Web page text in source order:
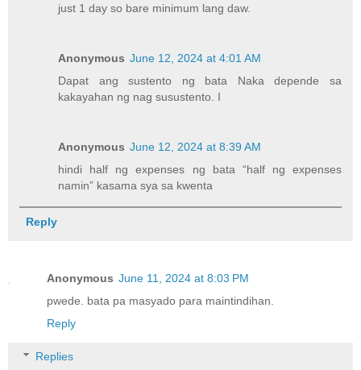
just 1 day so bare minimum lang daw.
Anonymous June 12, 2024 at 4:01 AM
Dapat ang sustento ng bata Naka depende sa
kakayahan ng nag susustento. I
Anonymous June 12, 2024 at 8:39 AM
hindi half ng expenses ng bata “half ng expenses
namin” kasama sya sa kwenta
Reply
Anonymous June 11, 2024 at 8:03 PM
pwede. bata pa masyado para maintindihan.
Reply
Replies